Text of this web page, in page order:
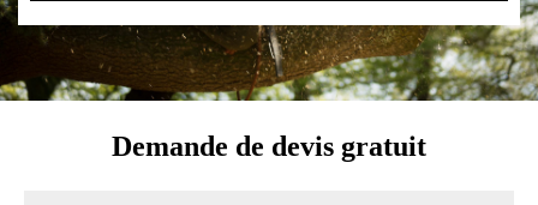
Demande de devis gratuit